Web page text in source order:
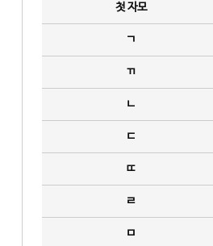
첫 자모
ㄱ
ㄲ
ㄴ
ㄷ
ㄸ
ㄹ
ㅁ